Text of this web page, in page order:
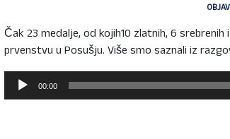
Čak 23 medalje, od kojih10 zlatnih, 6
prvenstvu u Posušju. Više smo saznali iz
Reproduktor
audiozapisa
00:00